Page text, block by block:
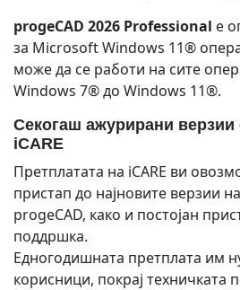
progeCAD 2026 Professional е
за Microsoft Windows 11®
може да се работи на сите
Windows 7® до Windows 11®.
Секогаш ажурирани верзии
iCARE
Претплатата на iCARE ви
пристап до најновите верзии
progeCAD, како и постојан
поддршка.
Едногодишната претплата им
корисници, покрај техничката